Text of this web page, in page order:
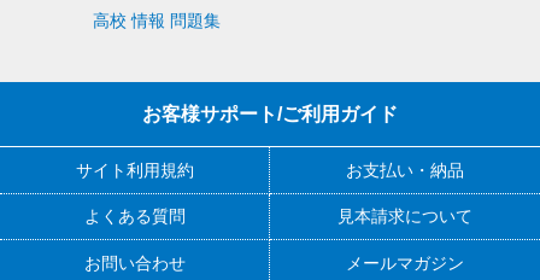
高校 情報 問題集
お客様サポート/ご利用ガイド
サイト利用規約 お支払い・納品
よくある質問 見本請求について
お問い合わせ メールマガジン